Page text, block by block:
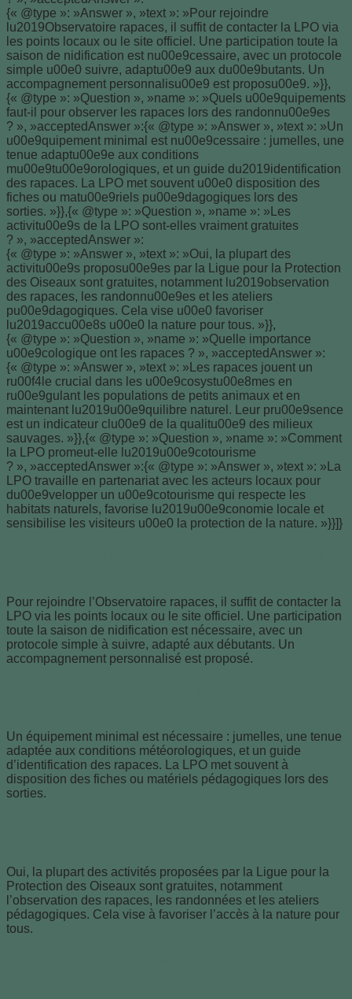
{« @type »: »Answer », »text »: »Pour rejoindre
lu2019Observatoire rapaces, il suffit de contacter la LPO via
les points locaux ou le site officiel. Une participation toute la
saison de nidification est nu00e9cessaire, avec un protocole
simple u00e0 suivre, adaptu00e9 aux du00e9butants. Un
accompagnement personnalisu00e9 est proposu00e9. »}},
{« @type »: »Question », »name »: »Quels u00e9quipements
faut-il pour observer les rapaces lors des randonnu00e9es
? », »acceptedAnswer »:{« @type »: »Answer », »text »: »Un
u00e9quipement minimal est nu00e9cessaire : jumelles, une
tenue adaptu00e9e aux conditions
mu00e9tu00e9orologiques, et un guide du2019identification
des rapaces. La LPO met souvent u00e0 disposition des
fiches ou matu00e9riels pu00e9dagogiques lors des
sorties. »}},{« @type »: »Question », »name »: »Les
activitu00e9s de la LPO sont-elles vraiment gratuites
? », »acceptedAnswer »:
{« @type »: »Answer », »text »: »Oui, la plupart des
activitu00e9s proposu00e9es par la Ligue pour la Protection
des Oiseaux sont gratuites, notamment lu2019observation
des rapaces, les randonnu00e9es et les ateliers
pu00e9dagogiques. Cela vise u00e0 favoriser
lu2019accu00e8s u00e0 la nature pour tous. »}},
{« @type »: »Question », »name »: »Quelle importance
u00e9cologique ont les rapaces ? », »acceptedAnswer »:
{« @type »: »Answer », »text »: »Les rapaces jouent un
ru00f4le crucial dans les u00e9cosystu00e8mes en
ru00e9gulant les populations de petits animaux et en
maintenant lu2019u00e9quilibre naturel. Leur pru00e9sence
est un indicateur clu00e9 de la qualitu00e9 des milieux
sauvages. »}},{« @type »: »Question », »name »: »Comment
la LPO promeut-elle lu2019u00e9cotourisme
? », »acceptedAnswer »:{« @type »: »Answer », »text »: »La
LPO travaille en partenariat avec les acteurs locaux pour
du00e9velopper un u00e9cotourisme qui respecte les
habitats naturels, favorise lu2019u00e9conomie locale et
sensibilise les visiteurs u00e0 la protection de la nature. »}}]}
Pour rejoindre l’Observatoire rapaces, il suffit de contacter la
LPO via les points locaux ou le site officiel. Une participation
toute la saison de nidification est nécessaire, avec un
protocole simple à suivre, adapté aux débutants. Un
accompagnement personnalisé est proposé.
Un équipement minimal est nécessaire : jumelles, une tenue
adaptée aux conditions météorologiques, et un guide
d’identification des rapaces. La LPO met souvent à
disposition des fiches ou matériels pédagogiques lors des
sorties.
Oui, la plupart des activités proposées par la Ligue pour la
Protection des Oiseaux sont gratuites, notamment
l’observation des rapaces, les randonnées et les ateliers
pédagogiques. Cela vise à favoriser l’accès à la nature pour
tous.